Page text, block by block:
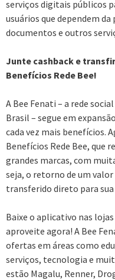
serviços digitais públicos
usuários que dependem
documentos e outros
Junte cashback e
Benefícios Rede Bee!
A Bee Fenati – a rede
Brasil – segue em
cada vez mais benefícios.
Benefícios Rede Bee, que
grandes marcas, com
seja, o retorno de um valor
transferido direto para
Baixe o aplicativo nas lojas
aproveite agora! A Bee
ofertas em áreas como
serviços, tecnologia e
estão Magalu, Renner,